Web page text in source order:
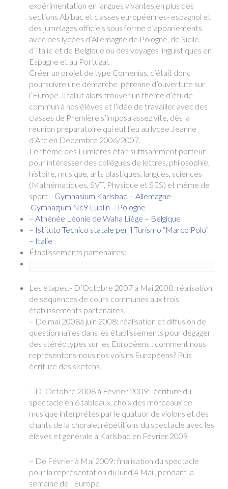
expérimentation en langues vivantes,en plus des
sections Abibac et classes européennes- espagnol et
des jumelages officiels sous forme d’appariements
avec des lycées d’Allemagne,de Pologne, de Sicile,
d’Italie et de Belgique ou des voyages linguistiques en
Espagne et au Portugal.
Créer un projet de type Comenius, c’était donc
poursuivre une démarche pérenne d’ouverture sur
l’Europe. Il fallut alors trouver un thème d’étude
commun à nos élèves et l’idée de travailler avec des
classes de Première s’imposa assez vite, dès la
réunion préparatoire qui eut lieu au lycée Jeanne
d’Arc en Décembre 2006/2007.
Le thème des Lumières était suffisamment porteur
pour intéresser des collègues de lettres, philosophie,
histoire, musique, arts plastiques, langues, sciences
(Mathématiques, SVT, Physique et SES) et même de
sport!- Gymnasium Karlsbad – Allemagne–
Gymnazjum Nr.9 Lublin – Pologne
– Athénée Léonie de Waha Liège – Belgique
– Istituto Tecnico statale per il Turismo “Marco Polo”
– Italie
Établissements partenaires:
Les étapes:- D’Octobre 2007 à Mai 2008: réalisation
de séquences de cours communes aux trois
établissements partenaires.
– De mai 2008à juin 2008: réalisation et diffusion de
questionnaires dans les établissements pour dégager
des stéréotypes sur les Européens : comment nous
représentons-nous nos voisins Européens? Puis
écriture des sketchs.
– D’ Octobre 2008 à Février 2009: écriture du
spectacle en 6 tableaux, choix des morceaux de
musique interprétés par le quatuor de violons et des
chants de la chorale; répétitions du spectacle avec les
élèves et générale à Karlsbad en Février 2009
– De Février à Mai 2009: finalisation du spectacle
pour la représentation du lundi4 Mai , pendant la
semaine de l’Europe